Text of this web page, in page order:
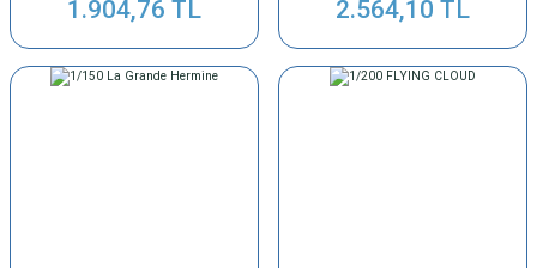
1.904,76 TL 2.564,10 TL